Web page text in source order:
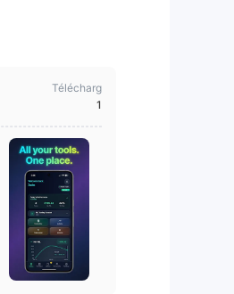
Télécharg
1